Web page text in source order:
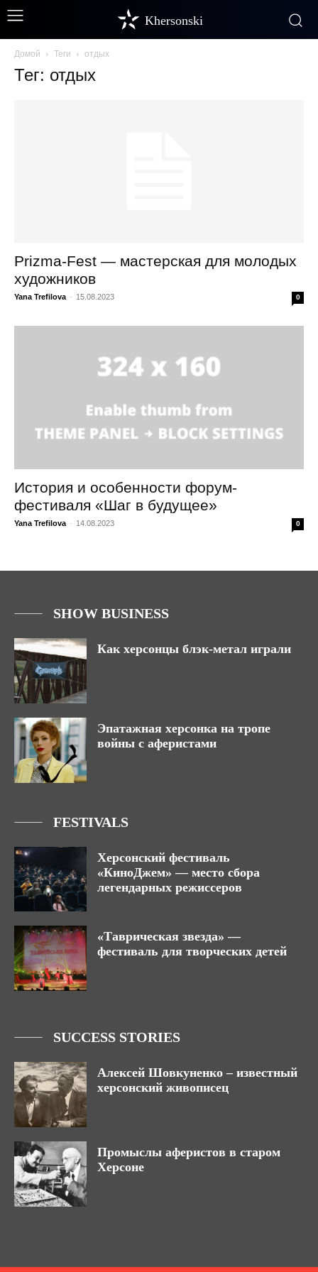
Khersonski
Домой Теги отдых
Тег: отдых
Prizma-Fest — мастерская для молодых
художников
Yana Trefilova - 15.08.2023 0
История и особенности форум-
фестиваля «Шаг в будущее»
Yana Trefilova - 14.08.2023 0
SHOW BUSINESS
Как херсонцы блэк-метал играли
Эпатажная херсонка на тропе
войны с аферистами
FESTIVALS
Херсонский фестиваль
«КиноДжем» — место сбора
легендарных режиссеров
«Таврическая звезда» —
фестиваль для творческих детей
SUCCESS STORIES
Алексей Шовкуненко – известный
херсонский живописец
Промыслы аферистов в старом
Херсоне